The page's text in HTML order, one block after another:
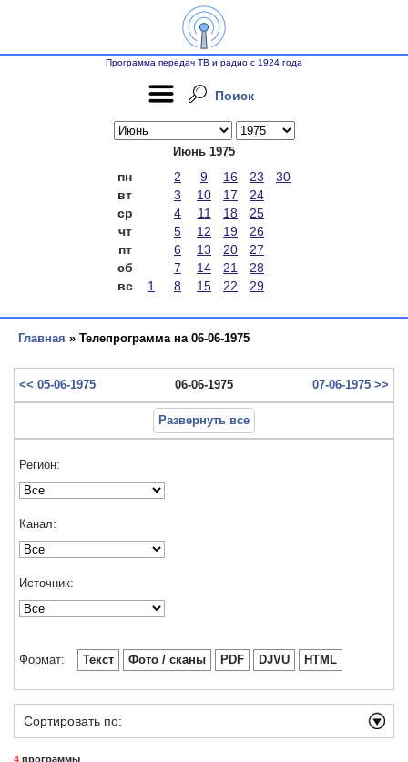
Программа передач ТВ и радио с 1924 года
Поиск
Июнь 1975
пн 2 9 16 23
30
вт
3 10 17
24
ср
4 11 18
25
чт
5 12 19
26
пт
6 13 20
27
сб
7 14 21
28
вс
1 8 15 22 29
Главная » Телепрограмма на 06-06-1975
<< 05-06-1975 06-06-1975 07-06-1975 >>
Развернуть все
Регион:
Канал:
Источник:
Формат: Текст Фото / сканы PDF DJVU HTML
Сортировать по:
4 программы